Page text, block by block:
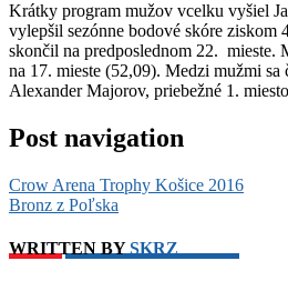
Krátky program mužov vcelku vyšiel
vylepšil sezónne bodové skóre ziskom
skončil na predposlednom 22. mieste.
na 17. mieste (52,09). Medzi mužmi
Alexander Majorov, priebežné 1.
Post navigation
Crow Arena Trophy Košice 2016
Bronz z Poľska
WRITTEN BYSKRZ